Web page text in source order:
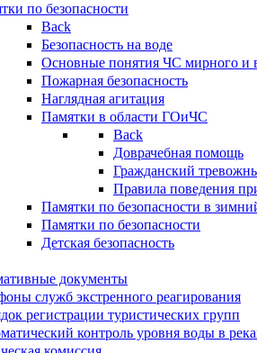
по безопасности
Back
Безопасность на воде
Основные понятия ЧС мирного и
Пожарная безопасность
Наглядная агитация
Памятки в области ГОиЧС
Back
Доврачебная помощь
Гражданский
Правила поведения
Памятки по безопасности в
Памятки по безопасности
Детская безопасность
документы
служб экстренного реагирования
регистрации туристических групп
контроль уровня воды в